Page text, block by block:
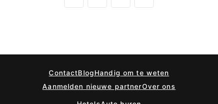
ContactBlogHandig om te weten
Aanmelden nieuwe partnerOver ons